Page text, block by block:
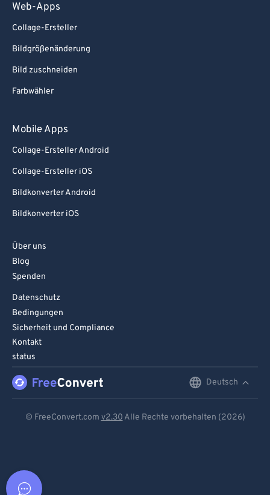
Web-Apps
Collage-Ersteller
Bildgrößenänderung
Bild zuschneiden
Farbwähler
Mobile Apps
Collage-Ersteller Android
Collage-Ersteller iOS
Bildkonverter Android
Bildkonverter iOS
Über uns
Blog
Spenden
Datenschutz
Bedingungen
Sicherheit und Compliance
Kontakt
status
Deutsch
© FreeConvert.com v2.30 Alle Rechte vorbehalten (2026)